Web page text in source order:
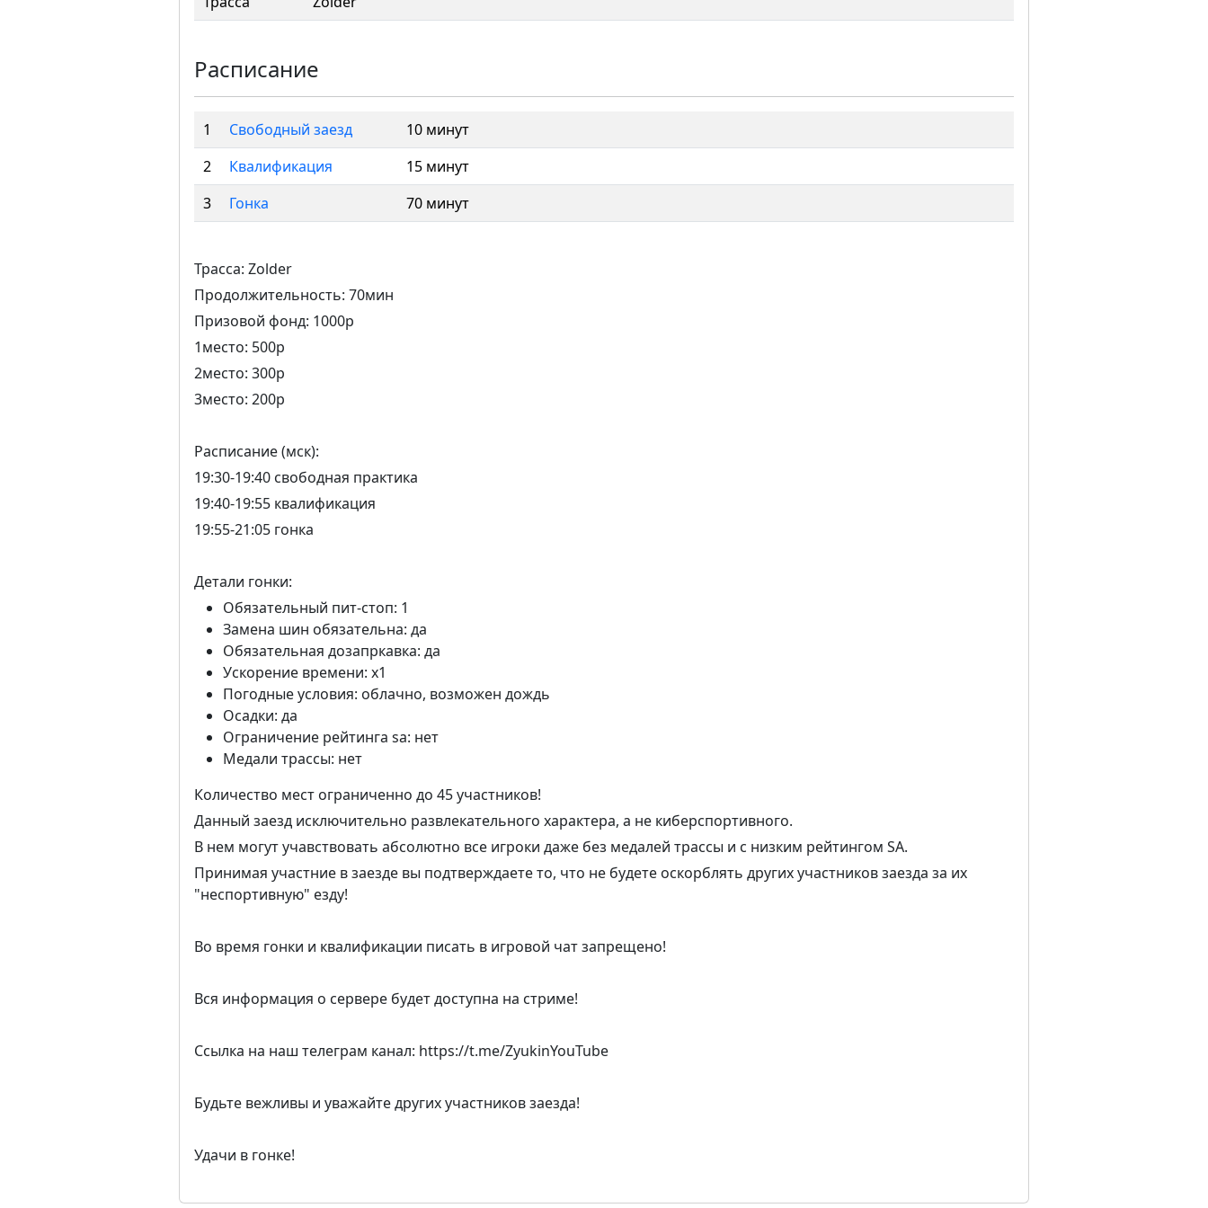
Расписание
1 Свободный заезд
10 минут
2
Квалификация
15 минут
3
Гонка 70 минут
Трасса: Zolder
Продолжительность: 70мин
Призовой фонд: 1000р
1место: 500р
2место: 300р
3место: 200р
Расписание (мск):
19:30-19:40 свободная практика
19:40-19:55 квалификация
19:55-21:05 гонка
Детали гонки:
Обязательный пит-стоп: 1
Замена шин обязательна: да
Обязательная дозапркавка: да
Ускорение времени: x1
Погодные условия: облачно, возможен дождь
Осадки: да
Ограничение рейтинга sa: нет
Медали трассы: нет
Количество мест ограниченно до 45 участников!
Данный заезд исключительно развлекательного характера, а не киберспортивного.
В нем могут учавствовать абсолютно все игроки даже без медалей трассы и с низким рейтингом SA.
Принимая участние в заезде вы подтверждаете то, что не будете оскорблять других участников заезда за их
"неспортивную" езду!
Во время гонки и квалификации писать в игровой чат запрещено!
Вся информация о сервере будет доступна на стриме!
Ссылка на наш телеграм канал: https://t.me/ZyukinYouTube
Будьте вежливы и уважайте других участников заезда!
Удачи в гонке!